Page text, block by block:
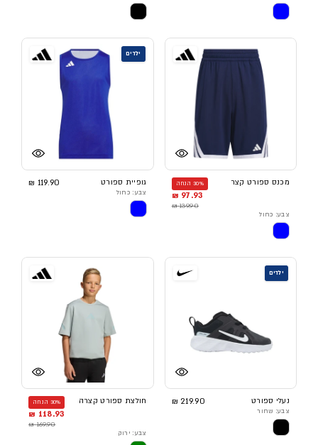
מכנס ספורט קצר 30% הנחה
97.93 ₪
139.90 ₪
צבע: כחול
ילדים
גופיית ספורט 119.90 ₪
צבע: כחול
ילדים
נעלי ספורט 219.90 ₪
צבע: שחור
חולצת ספורט קצרה 30% הנחה
118.93 ₪
169.90 ₪
צבע: ירוק